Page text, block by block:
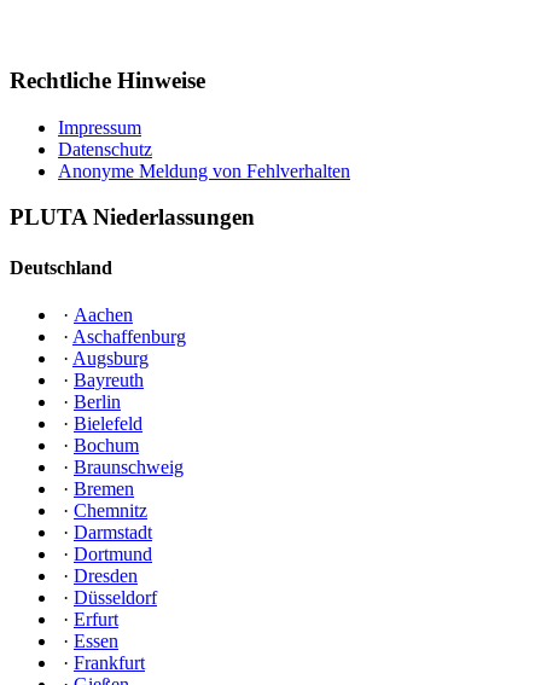
Rechtliche Hinweise
Impressum
Datenschutz
Anonyme Meldung von Fehlverhalten
PLUTA Niederlassungen
Deutschland
· Aachen
· Aschaffenburg
· Augsburg
· Bayreuth
· Berlin
· Bielefeld
· Bochum
· Braunschweig
· Bremen
· Chemnitz
· Darmstadt
· Dortmund
· Dresden
· Düsseldorf
· Erfurt
· Essen
· Frankfurt